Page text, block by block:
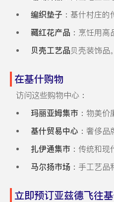
编织垫子 ：基什村庄的
藏红花产品 ：烹饪用高
贝壳工艺品 贝壳装饰品。
在基什购物
访问这些购物中心：
玛丽亚姆集市：物美价
基什贸易中心 ：奢侈品
扎伊通集市：传统和现
马尔扬市场：手工艺品
立即预订亚兹德飞往